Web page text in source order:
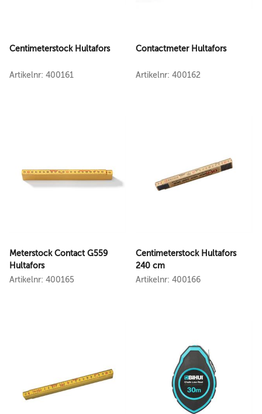
Centimeterstock Hultafors
Artikelnr: 400161
Contactmeter Hultafors
Artikelnr: 400162
Meterstock Contact G559
Hultafors
Artikelnr: 400165
Centimeterstock Hultafors
240 cm
Artikelnr: 400166